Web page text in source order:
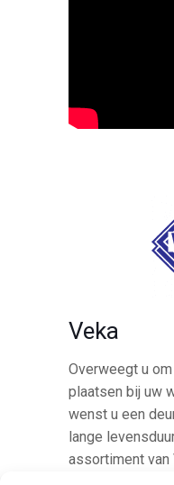
Veka
Overweegt u
plaatsen bij uw
wenst u een
lange
assortiment van